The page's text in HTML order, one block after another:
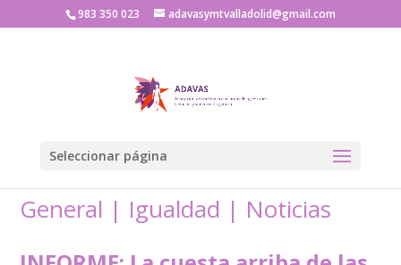
983 350 023 adavasymtvalladolid@gmail.com
Seleccionar página
General | Igualdad | Noticias